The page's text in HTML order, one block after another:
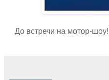
До встречи на мотор-шоу!